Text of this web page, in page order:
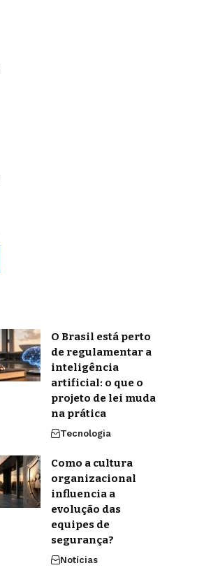
O Brasil está perto
de regulamentar a
inteligência
artificial: o que o
projeto de lei muda
na prática
Tecnologia
Como a cultura
organizacional
influencia a
evolução das
equipes de
segurança?
Notícias